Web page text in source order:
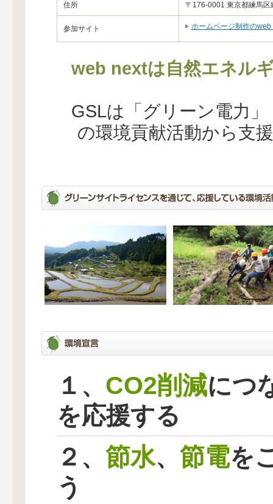
住所 〒176-0001 東京都練馬
参加サイト ホームページ制作のweb
web nextは自然エネル
GSLは「グリーン電力
の環境貢献活動から支
１、 CO2削減につ
を応援する
２、 節水、 節電を
う